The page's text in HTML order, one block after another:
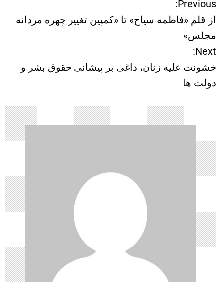
ر
ه
ب
ر
ی
ن
و
ش
ت
ه‌
ه
Previous:
از قلم «فاطمه سیاح» تا «کمپین تغییر چهره مردانه
مجلس»
Next:
خشونت علیه زنان، داغی بر پیشانی حقوق بشر و
دولت ها